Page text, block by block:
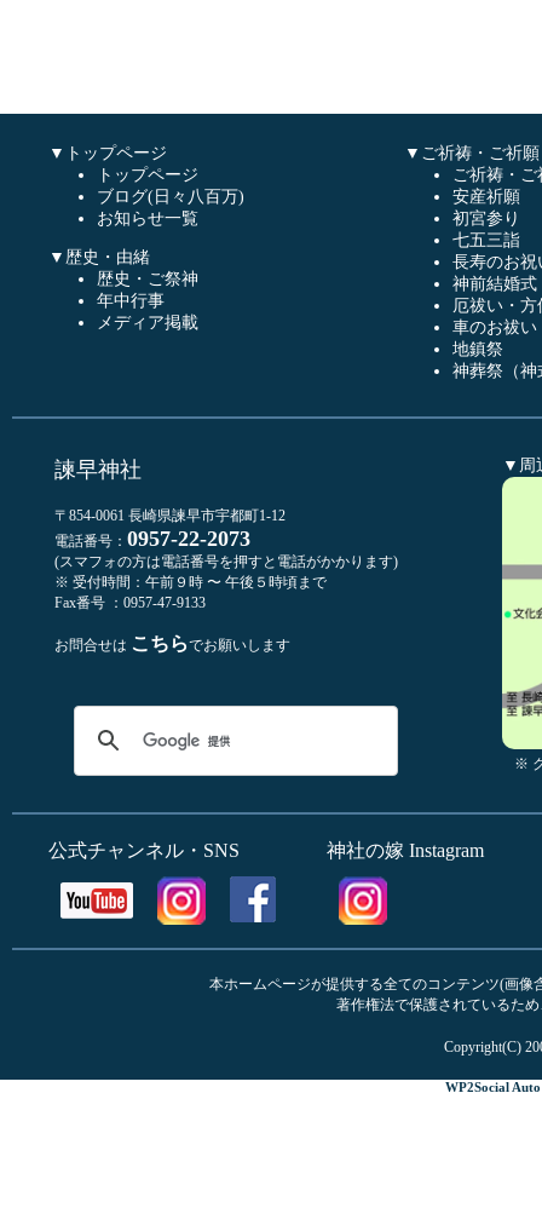
▼トップページ
トップページ
ブログ(日々八百万)
お知らせ一覧
▼歴史・由緒
歴史・ご祭神
年中行事
メディア掲載
▼ご祈祷・ご祈願
ご祈祷・
安産祈願
初宮参り
七五三詣
長寿のお祝
神前結婚式
厄祓い・方
車のお祓い
地鎮祭
神葬祭（神
諫早神社
〒854-0061 長崎県諫早市宇都町1-12
電話番号： 0957-22-2073
(スマフォの方は電話番号を押すと電話がかかります)
※ 受付時間：午前９時 〜 午後５時頃まで
Fax番号 ：0957-47-9133
お問合せは こちらでお願いします
▼周
※
公式チャンネル・SNS 神社の嫁 Instagram
本ホームページが提供する全てのコンテンツ(画
著作権法で保護されているた
Copyright(C)
WP2Social